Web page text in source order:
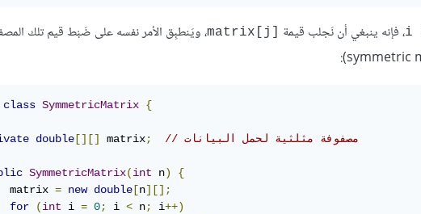
i، فإنه ينبغي أن نَجلب قيمة matrix[j]‎، ويَنطبِق الأمر نفسه على ضَبْط قيم تلك
class SymmetricMatrix {
double [][] matrix; // مصفوفة مثلثية لحمل البيانات
SymmetricMatrix(int n)
{
matrix
= new double [n][];
for
(int i = 0; i < n; i++)